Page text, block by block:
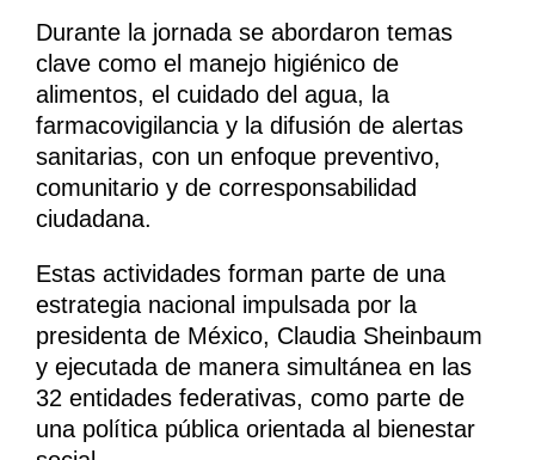
Durante la jornada se abordaron temas
clave como el manejo higiénico de
alimentos, el cuidado del agua, la
farmacovigilancia y la difusión de alertas
sanitarias, con un enfoque preventivo,
comunitario y de corresponsabilidad
ciudadana.
Estas actividades forman parte de una
estrategia nacional impulsada por la
presidenta de México, Claudia Sheinbaum
y ejecutada de manera simultánea en las
32 entidades federativas, como parte de
una política pública orientada al bienestar